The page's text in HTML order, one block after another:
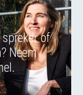
of
Neem